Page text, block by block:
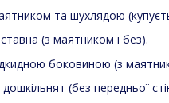
та шухлядою
(з маятником і без).
боковиною (з
(без передньої